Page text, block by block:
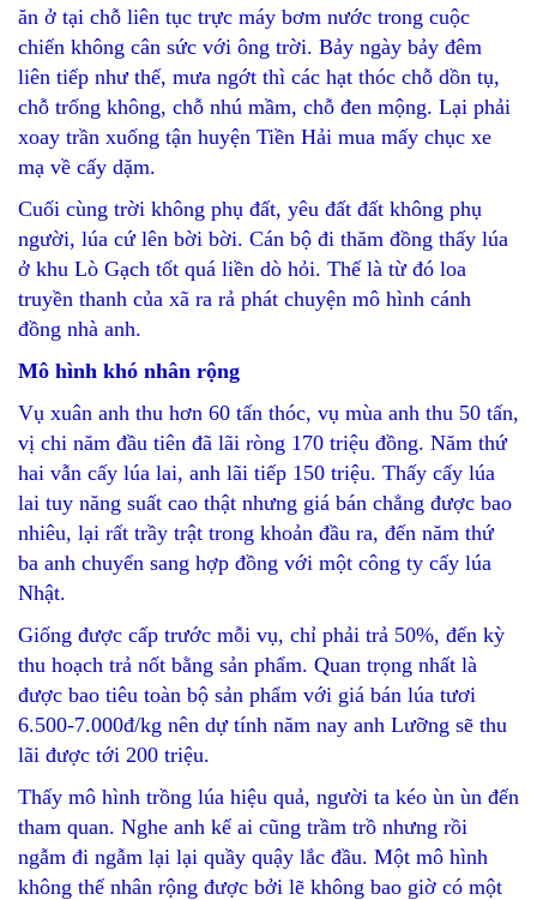
ăn ở tại chỗ liên tục trực máy bơm nước trong cuộc
chiến không cân sức với ông trời. Bảy ngày bảy đêm
liên tiếp như thế, mưa ngớt thì các hạt thóc chỗ dồn tụ,
chỗ trống không, chỗ nhú mầm, chỗ đen mộng. Lại phải
xoay trần xuống tận huyện Tiền Hải mua mấy chục xe
mạ về cấy dặm.
Cuối cùng trời không phụ đất, yêu đất đất không phụ
người, lúa cứ lên bời bời. Cán bộ đi thăm đồng thấy lúa
ở khu Lò Gạch tốt quá liền dò hỏi. Thế là từ đó loa
truyền thanh của xã ra rả phát chuyện mô hình cánh
đồng nhà anh.
Mô hình khó nhân rộng
Vụ xuân anh thu hơn 60 tấn thóc, vụ mùa anh thu 50 tấn,
vị chi năm đầu tiên đã lãi ròng 170 triệu đồng. Năm thứ
hai vẫn cấy lúa lai, anh lãi tiếp 150 triệu. Thấy cấy lúa
lai tuy năng suất cao thật nhưng giá bán chẳng được bao
nhiêu, lại rất trầy trật trong khoản đầu ra, đến năm thứ
ba anh chuyển sang hợp đồng với một công ty cấy lúa
Nhật.
Giống được cấp trước mỗi vụ, chỉ phải trả 50%, đến kỳ
thu hoạch trả nốt bằng sản phẩm. Quan trọng nhất là
được bao tiêu toàn bộ sản phẩm với giá bán lúa tươi
6.500-7.000đ/kg nên dự tính năm nay anh Lưỡng sẽ thu
lãi được tới 200 triệu.
Thấy mô hình trồng lúa hiệu quả, người ta kéo ùn ùn đến
tham quan. Nghe anh kể ai cũng trầm trồ nhưng rồi
ngẫm đi ngẫm lại lại quầy quậy lắc đầu. Một mô hình
không thể nhân rộng được bởi lẽ không bao giờ có một